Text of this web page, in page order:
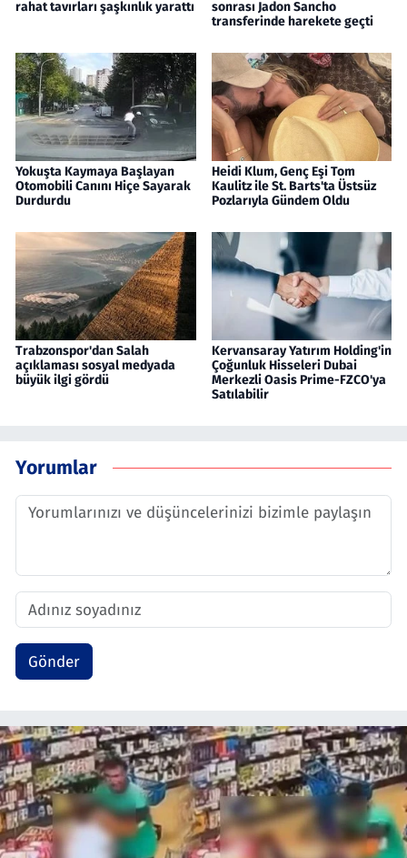
rahat tavırları şaşkınlık yarattı
sonrası Jadon Sancho
transferinde harekete geçti
Yokuşta Kaymaya Başlayan
Otomobili Canını Hiçe Sayarak
Durdurdu
Heidi Klum, Genç Eşi Tom
Kaulitz ile St. Barts'ta Üstsüz
Pozlarıyla Gündem Oldu
Trabzonspor'dan Salah
açıklaması sosyal medyada
büyük ilgi gördü
Kervansaray Yatırım Holding'in
Çoğunluk Hisseleri Dubai
Merkezli Oasis Prime-FZCO'ya
Satılabilir
Yorumlar
Gönder